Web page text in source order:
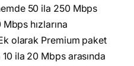
50 ila 250 Mbps
Mbps hızlarına
olarak Premium paket
ila 20 Mbps arasında